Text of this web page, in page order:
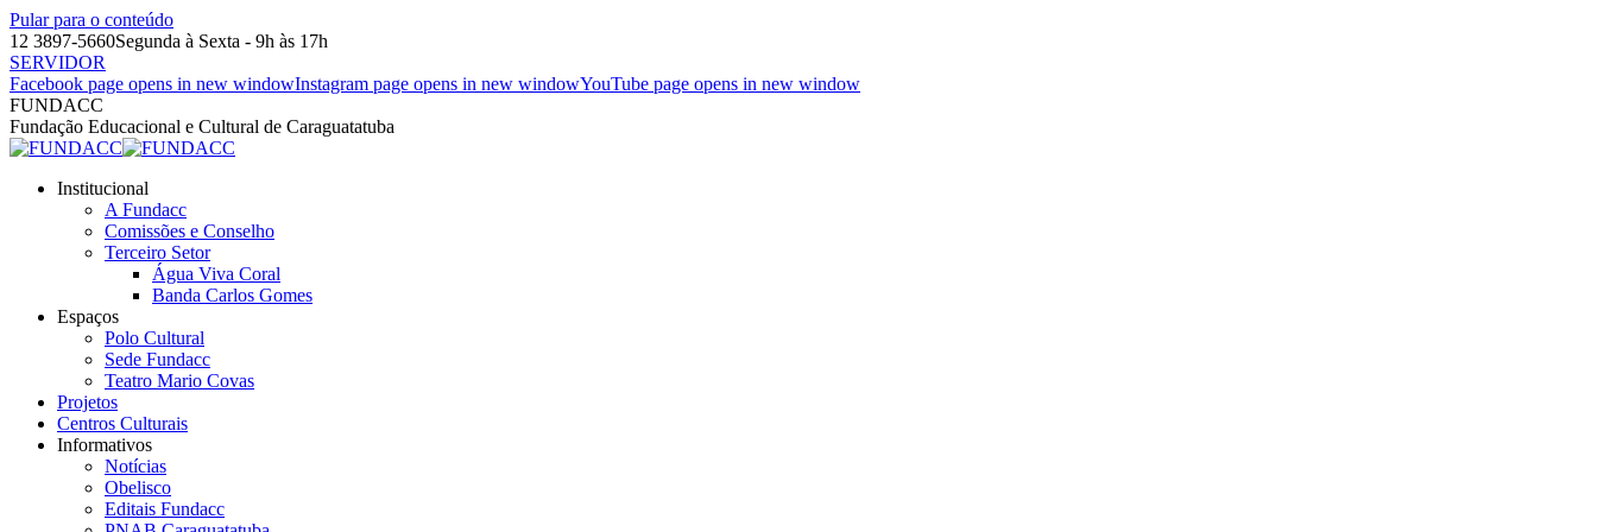
Pular para o conteúdo
12 3897-5660Segunda à Sexta - 9h às 17h
SERVIDOR
Facebook page opens in new windowInstagram page opens in new windowYouTube page opens in new window
FUNDACC
Fundação Educacional e Cultural de Caraguatatuba
Institucional
A Fundacc
Comissões e Conselho
Terceiro Setor
Água Viva Coral
Banda Carlos Gomes
Espaços
Polo Cultural
Sede Fundacc
Teatro Mario Covas
Projetos
Centros Culturais
Informativos
Notícias
Obelisco
Editais Fundacc